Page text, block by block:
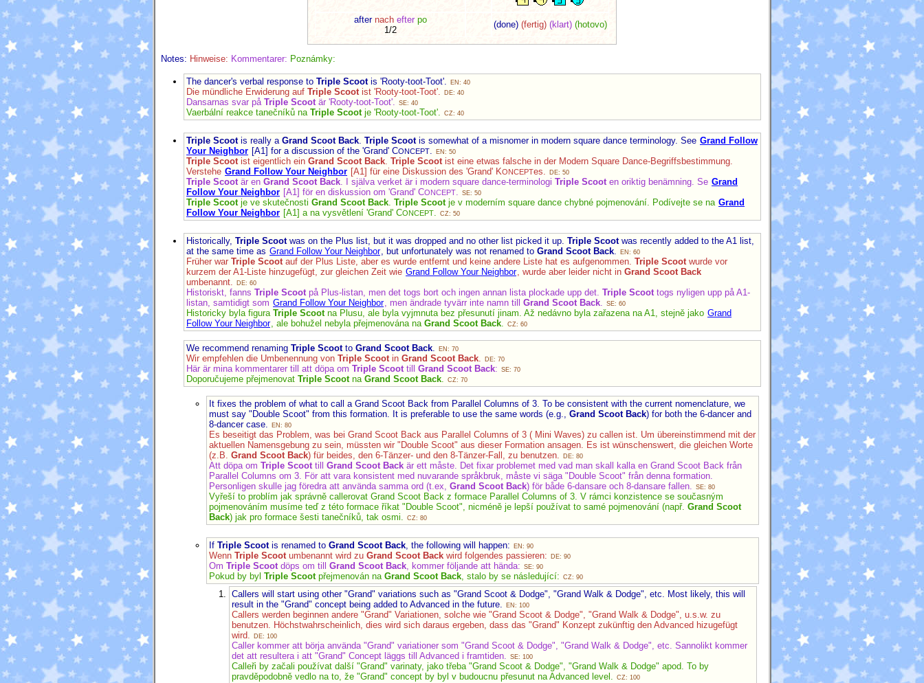
after nach efter po
1/2
(done) (fertig) (klart) (hotovo)
Notes: Hinweise: Kommentarer: Poznámky:
The dancer's verbal response to Triple Scootis 'Rooty-toot-Toot'. EN: 40
Die mündliche Erwiderung auf Triple Scoot ist 'Rooty-toot-Toot'. DE: 40
Dansarnas svar på Triple Scoot är 'Rooty-toot-Toot'. SE: 40
Vaerbální reakce tanečníků na Triple Scootje 'Rooty-toot-Toot'. CZ: 40
Triple Scootis really a Grand Scoot Back Triple Scootis somewhat of a misnomer in modern square dance terminology. See Grand Follow
Your Neighbor [A1] for a discussion of the 'Grand' CONCEPT EN: 50
Triple Scoot ist eigentlich ein Grand Scoot Back Triple Scoot ist eine etwas falsche in der Modern Square Dance-Begriffsbestimmung.
Verstehe Grand Follow Your Neighbor [A1] für eine Diskussion des 'Grand' KONCEPTes. DE: 50
Triple Scoot är en Grand Scoot Back . I själva verket är i modern square dance-terminologi Triple Scoot en oriktig benämning. Se Grand
Follow Your Neighbor [A1] för en diskussion om 'Grand' CONCEPT SE: 50
Triple Scootje ve skutečnosti Grand Scoot Back Triple Scootje v moderním square dance chybné pojmenování. Podívejte se na Grand
Follow Your Neighbor [A1] a na vysvětlení 'Grand' CONCEPT CZ: 50
Historically, Triple Scootwas on the Plus list, but it was dropped and no other list picked it up. Triple Scootwas recently added to the A1 list,
at the same time as Grand Follow Your Neighbor , but unfortunately was not renamed to Grand Scoot Back EN: 60
Früher war Triple Scoot auf der Plus Liste, aber es wurde entfernt und keine andere Liste hat es aufgenommen. Triple Scoot wurde vor
kurzem der A1-Liste hinzugefügt, zur gleichen Zeit wie Grand Follow Your Neighbor , wurde aber leider nicht in Grand Scoot Back
umbenannt.
DE: 60
Historiskt, fanns Triple Scoot på Plus-listan, men det togs bort och ingen annan lista plockade upp det. Triple Scoot togs nyligen upp på A1-
listan, samtidigt som Grand Follow Your Neighbor , men ändrade tyvärr inte namn till Grand Scoot Back SE: 60
Historicky byla figura Triple Scootna Plusu, ale byla vyjmnuta bez přesunutí jinam. Až nedávno byla zařazena na A1, stejně jako Grand
Follow Your Neighbor , ale bohužel nebyla přejmenována na Grand Scoot Back CZ: 60
We recommend renaming Triple Scootto Grand Scoot Back. EN: 70
Wir empfehlen die Umbenennung von Triple Scootin Grand Scoot Back. DE: 70
Här är mina kommentarer till att döpa om Triple Scoottill Grand Scoot Back: SE: 70
Doporučujeme přejmenovat Triple Scootna Grand Scoot Back. CZ: 70
It fixes the problem of what to call a Grand Scoot Back from Parallel Columns of 3. To be consistent with the current nomenclature, we
must say "Double Scoot" from this formation. It is preferable to use the same words (e.g., Grand Scoot Back) for both the 6-dancer and
8-dancer case.
EN: 80
Es beseitigt das Problem, was bei Grand Scoot Back aus Parallel Columns of 3 ( Mini Waves) zu callen ist. Um übereinstimmend mit der
aktuellen Namensgebung zu sein, müssten wir "Double Scoot" aus dieser Formation ansagen. Es ist wünschenswert, die gleichen Worte
(z.B. Grand Scoot Back) für beides, den 6-Tänzer- und den 8-Tänzer-Fall, zu benutzen. DE: 80
Att döpa om Triple Scoottill Grand Scoot Back är ett måste. Det fixar problemet med vad man skall kalla en Grand Scoot Back från
Parallel Columns om 3. För att vara konsistent med nuvarande språkbruk, måste vi säga "Double Scoot" från denna formation.
Personligen skulle jag föredra att använda samma ord (t.ex, Grand Scoot Back) för både 6-dansare och 8-dansare fallen. SE: 80
Vyřeší to problím jak správně callerovat Grand Scoot Back z formace Parallel Columns of 3. V rámci konzistence se současným
pojmenováním musíme teď z této formace říkat "Double Scoot", nicméně je lepší používat to samé pojmenování (např. Grand Scoot
Back) jak pro formace šesti tanečníků, tak osmi. CZ: 80
If Triple Scootis renamed to Grand Scoot Back, the following will happen: EN: 90
Wenn Triple Scootumbenannt wird zu Grand Scoot Back wird folgendes passieren: DE: 90
Om Triple Scootdöps om till Grand Scoot Back, kommer följande att hända: SE: 90
Pokud by byl Triple Scootpřejmenován na Grand Scoot Back, stalo by se následující: CZ: 90
Callers will start using other "Grand" variations such as "Grand Scoot & Dodge", "Grand Walk & Dodge", etc. Most likely, this will
result in the "Grand" concept being added to Advanced in the future.
EN: 100
Callers werden beginnen andere "Grand" Variationen, solche wie "Grand Scoot & Dodge", "Grand Walk & Dodge", u.s.w. zu
benutzen. Höchstwahrscheinlich, dies wird sich daraus ergeben, dass das "Grand" Konzept zukünftig den Advanced hizugefügt
wird.
DE: 100
Caller kommer att börja använda "Grand" variationer som "Grand Scoot & Dodge", "Grand Walk & Dodge", etc. Sannolikt kommer
det att resultera i att "Grand" Concept läggs till Advanced i framtiden. SE: 100
Calleři by začali používat další "Grand" varinaty, jako třeba "Grand Scoot & Dodge", "Grand Walk & Dodge" apod. To by
pravděpodobně vedlo na to, že "Grand" concept by byl v budoucnu přesunut na Advanced level. CZ: 100